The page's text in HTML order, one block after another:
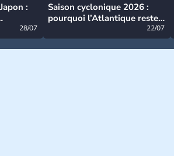
:
28/07
Saison cyclonique 2026 :
pourquoi l’Atlantique reste
22/07